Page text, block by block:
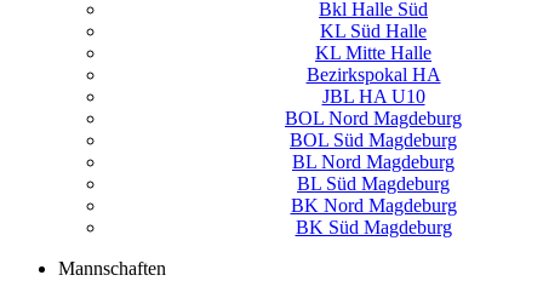
Bkl Halle Süd
KL Süd Halle
KL Mitte Halle
Bezirkspokal HA
JBL HA U10
BOL Nord Magdeburg
BOL Süd Magdeburg
BL Nord Magdeburg
BL Süd Magdeburg
BK Nord Magdeburg
BK Süd Magdeburg
Mannschaften